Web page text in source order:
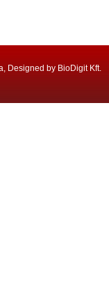
Designed by BioDigit Kft.